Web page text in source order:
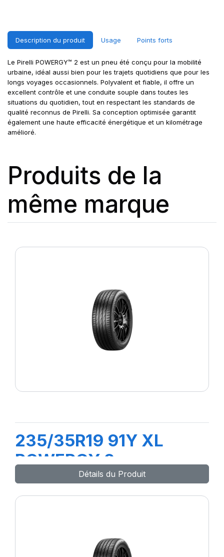
Description du produit Usage Points forts
Le Pirelli POWERGY™ 2 est un pneu été conçu pour la mobilité
urbaine, idéal aussi bien pour les trajets quotidiens que pour les
longs voyages occasionnels. Polyvalent et fiable, il offre un
excellent contrôle et une conduite souple dans toutes les
situations du quotidien, tout en respectant les standards de
qualité reconnus de Pirelli. Sa conception optimisée garantit
également une haute efficacité énergétique et un kilométrage
amélioré.
Produits de la
même marque
235/35R19 91Y XL
POWERGY 2
Détails du Produit